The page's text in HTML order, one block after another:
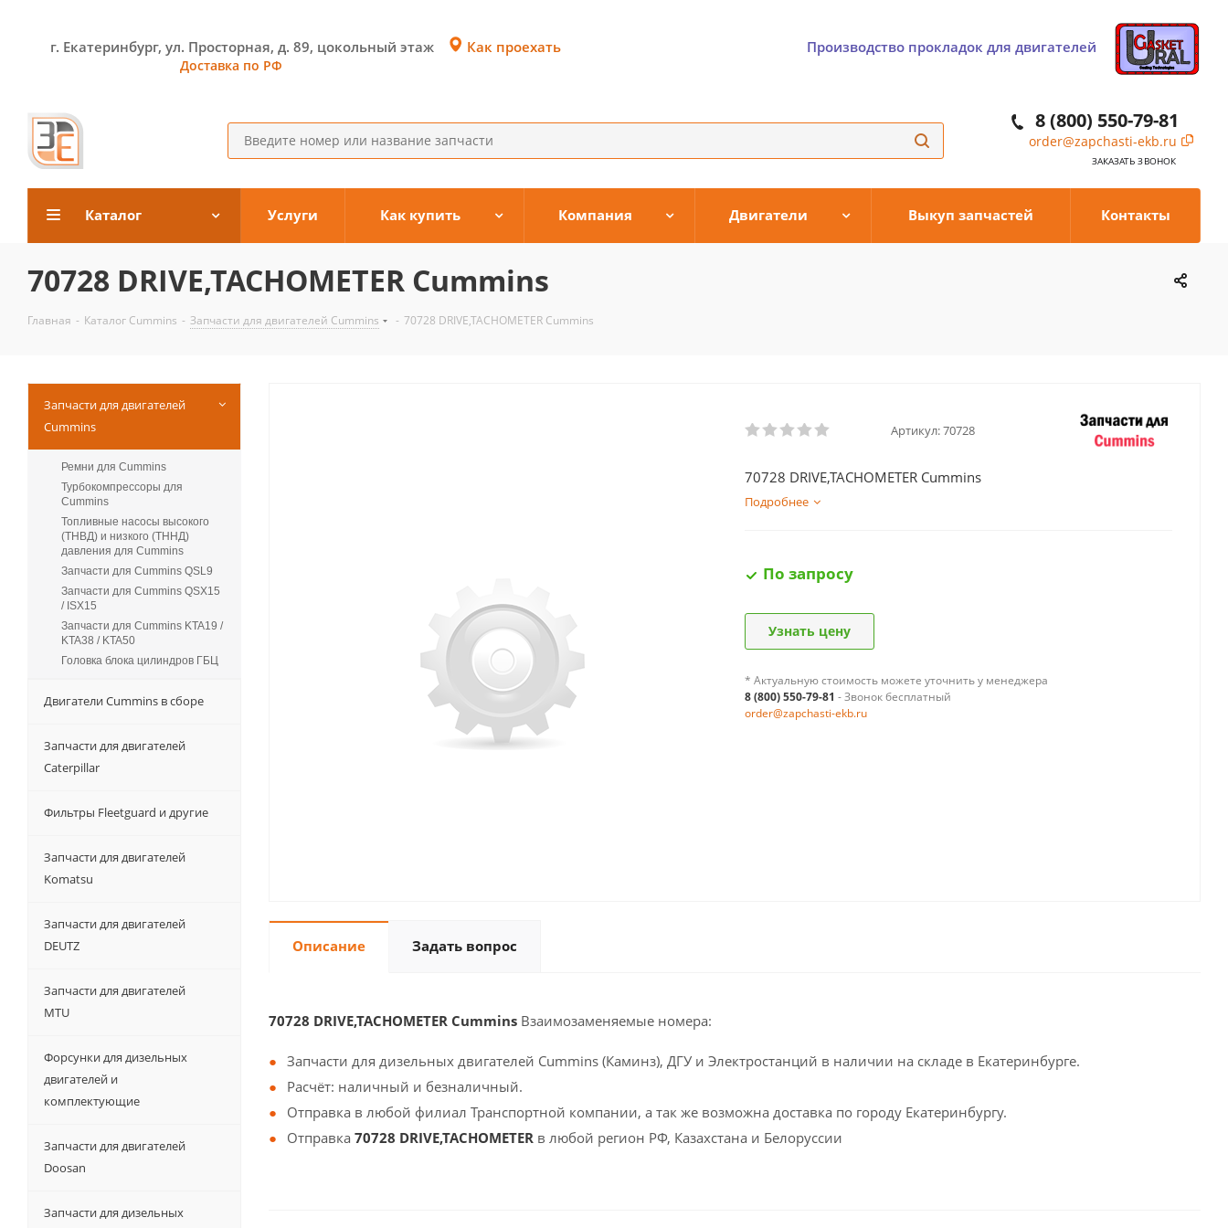
г. Екатеринбург, ул. Просторная, д. 89, цокольный этаж
Доставка по РФ
Как проехать Производство прокладок для двигателей
8 (800) 550-79-81
order@zapchasti-ekb.ru
ЗАКАЗАТЬ ЗВОНОК
Каталог Услуги Как купить Компания Двигатели Выкуп запчастей Контакты
70728 DRIVE,TACHOMETER Cummins
Главная - Каталог Cummins - Запчасти для двигателей Cummins - 70728 DRIVE,TACHOMETER Cummins
Артикул:70728
70728 DRIVE,TACHOMETER Cummins
Подробнее
По запросу
Узнать цену
* Актуальную стоимость можете уточнить у менеджера
8 (800) 550-79-81 - Звонок бесплатный
order@zapchasti-ekb.ru
Описание Задать вопрос
70728 DRIVE,TACHOMETER Cummins Взаимозаменяемые номера:
Запчасти для дизельных двигателей Cummins (Каминз), ДГУ и Электростанций в наличии на складе в Екатеринбурге.
Расчёт: наличный и безналичный.
Отправка в любой филиал Транспортной компании, а так же возможна доставка по городу Екатеринбургу.
Отправка 70728 DRIVE,TACHOMETER в любой регион РФ, Казахстана и Белоруссии
Запчасти для двигателей
Cummins
Ремни для Cummins
Турбокомпрессоры для
Сummins
Топливные насосы высокого
(ТНВД) и низкого (ТННД)
давления для Cummins
Запчасти для Cummins QSL9
Запчасти для Cummins QSX15
/ ISX15
Запчасти для Cummins KTA19 /
KTA38 / KTA50
Головка блока цилиндров ГБЦ
Двигатели Cummins в сборе
Запчасти для двигателей
Caterpillar
Фильтры Fleetguard и другие
Запчасти для двигателей
Komatsu
Запчасти для двигателей
DEUTZ
Запчасти для двигателей
MTU
Форсунки для дизельных
двигателей и
комплектующие
Запчасти для двигателей
Doosan
Запчасти для дизельных